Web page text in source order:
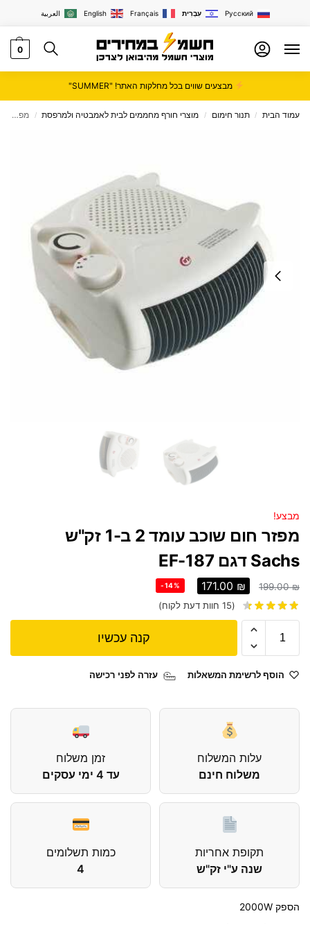
العربية English Français עִבְרִית Русский
0
מבצעים שווים בכל מחלקות האתר! "SUMMER"
עמוד הבית / תנור חימום / מוצרי חורף מחממים לבית לאמבטיה ולמרפסת / מפזר חום שוכב עומד 2 ב-1 זק"ש Sachs דגם EF-187
מבצע!
מפזר חום שוכב עומד 2 ב-1 זק"ש
Sachs דגם EF-187
199.00₪
171.00 ₪
-14%
(
15 חוות דעת לקוח)
קנה עכשיו
הוסף לרשימת המשאלות עזרה לפני רכישה
עלות המשלוח
משלוח חינם
זמן משלוח
עד 4 ימי עסקים
תקופת אחריות
שנה ע"י זק"ש
כמות תשלומים
4
הספק 2000W